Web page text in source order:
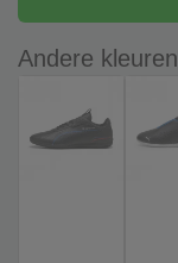
Andere kleuren